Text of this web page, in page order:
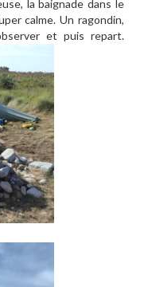
la baignade dans le
calme. Un ragondin,
et puis repart.